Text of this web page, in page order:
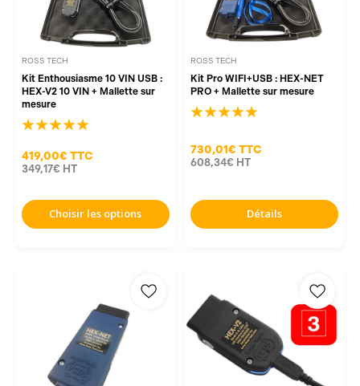
ROSS TECH
Kit Enthousiasme 10 VIN USB :
HEX-V2 10 VIN + Mallette sur
mesure
419,00€ TTC
349,17€ HT
Choisir les options
ROSS TECH
Kit Pro WIFI+USB : HEX-NET
PRO + Mallette sur mesure
730,01€ TTC
608,34€ HT
Détails